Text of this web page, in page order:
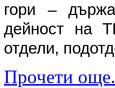
гори –
дейност на
отдели,
Прочети